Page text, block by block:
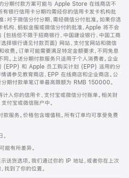
分期付款方案可能与 Apple Store 在线商店不
有银行信用卡分期均需经你的信用卡发卡机构批
；对于微信分付分期，需经微信分付批准。如果你选
构、蚂蚁金服或微信分付的批准，Apple 将不会
包括但不限于招商银行、中国建设银行、中国工商
择银行请见付款页面) 网站、支付宝网站和微信
收费。订单可能需要满足特定金额要求，不同免息
。上述分期付款服务只适用于个人消费者。企业
(EPP) 和 Apple 员工购买计划 (EPP) 适用的分
请参见教育商店、EPP 在线商店和企业商店。公
分期付款单笔订单最高限额为 RMB 150000。
入你的信用卡、支付宝或微信分付账单。相关财
付宝或微信账户中。
服务。价格包含增值税。所有订单均可享受免费
能有所差异。
送货选项。我们通过你的 IP 地址，或者你在上次
找到了你的位置。